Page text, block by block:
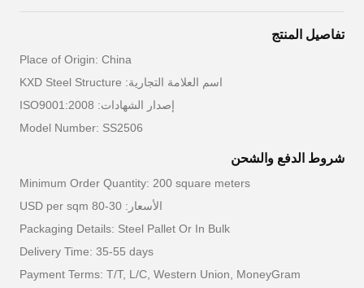
تفاصيل المنتج
Place of Origin: China
اسم العلامة التجارية: KXD Steel Structure
إصدار الشهادات: ISO9001:2008
Model Number: SS2506
شروط الدفع والشحن
Minimum Order Quantity: 200 square meters
الأسعار: 30-80 USD per sqm
Packaging Details: Steel Pallet Or In Bulk
Delivery Time: 35-55 days
Payment Terms: T/T, L/C, Western Union, MoneyGram